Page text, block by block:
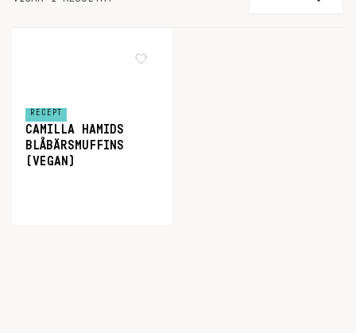
RECEPT
CAMILLA HAMIDS
BLÅBÄRSMUFFINS
(VEGAN)